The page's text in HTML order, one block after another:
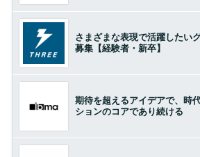
さまざまな表現で活躍したい
募集【経験者・新卒】
期待を超えるアイデアで、時
ションのコアであり続ける